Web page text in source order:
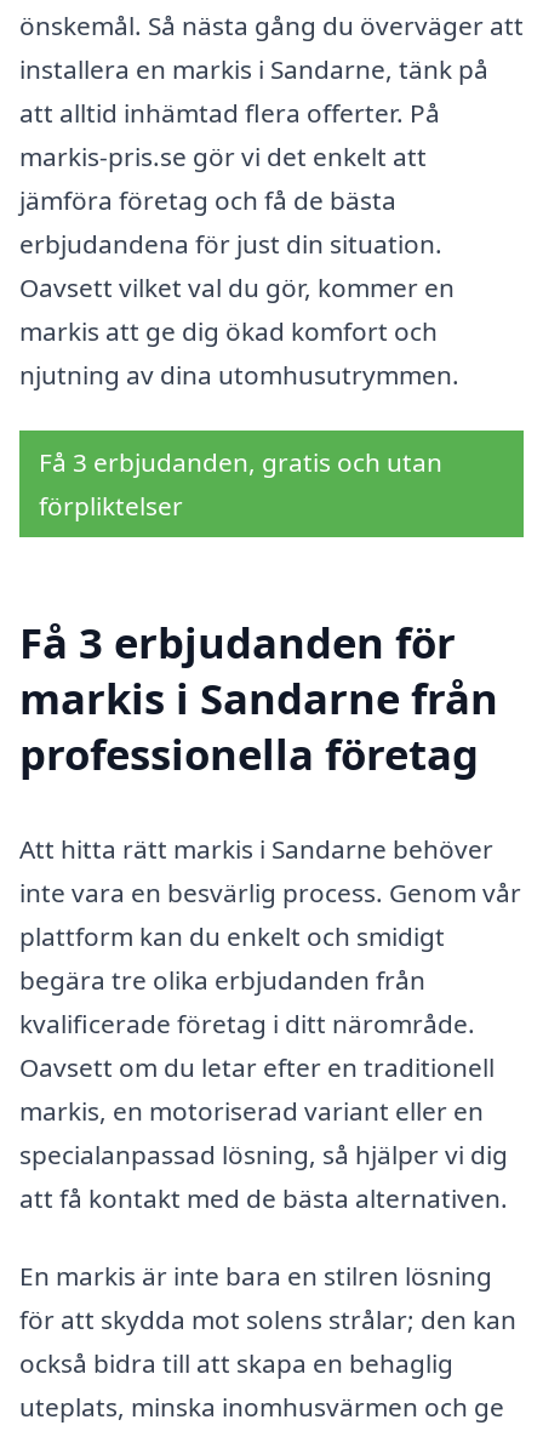
önskemål. Så nästa gång du överväger att
installera en markis i Sandarne, tänk på
att alltid inhämtad flera offerter. På
markis-pris.se gör vi det enkelt att
jämföra företag och få de bästa
erbjudandena för just din situation.
Oavsett vilket val du gör, kommer en
markis att ge dig ökad komfort och
njutning av dina utomhusutrymmen.
Få 3 erbjudanden, gratis och utan
förpliktelser
Få 3 erbjudanden för
markis i Sandarne från
professionella företag
Att hitta rätt markis i Sandarne behöver
inte vara en besvärlig process. Genom vår
plattform kan du enkelt och smidigt
begära tre olika erbjudanden från
kvalificerade företag i ditt närområde.
Oavsett om du letar efter en traditionell
markis, en motoriserad variant eller en
specialanpassad lösning, så hjälper vi dig
att få kontakt med de bästa alternativen.
En markis är inte bara en stilren lösning
för att skydda mot solens strålar; den kan
också bidra till att skapa en behaglig
uteplats, minska inomhusvärmen och ge